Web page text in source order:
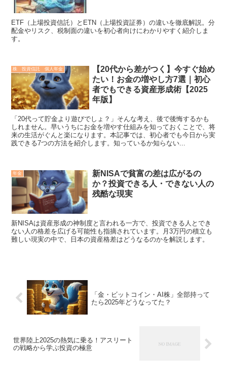
ETF（上場投資信託）とETN（上場投資証券）の違いを徹底解説。分
配金やリスク、税制面の違いを初心者向けにわかりやすく紹介しま
す。
株 投資信託 個人年金
【20代から差がつく】今すぐ始め
たい！お金の増やし方7選｜初心
者でもできる資産形成術【2025
年版】
「20代って貯金より遊びでしょ？」そんな考え、後で後悔するかも
しれません。早いうちにお金を増やす仕組みを知っておくことで、将
来の生活がぐんと楽になります。本記事では、初心者でも今日から実
践できる7つの方法を紹介します。知っているか知らない...
年金
新NISAで貧富の差は広がるの
か？投資できる人・できない人の
残酷な現実
新NISAは資産形成の神制度と言われる一方で、投資できる人とでき
ない人の格差を広げる可能性も指摘されています。月3万円の積立も
難しい現実の中で、日本の資産格差はどうなるのかを解説します。
「金・ビットコイン・AI株」全部持って
たら2025年どうなってた？
世界陸上2025の熱気に乗る！アスリート
の戦略から学ぶ投資の極意